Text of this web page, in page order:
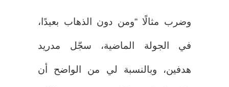
وضرب مثالًا “ومن دون الذهاب بعيدًا،
في الجولة الماضية، سجّل مدريد
هدفين، وبالنسبة لي من الواضح أن